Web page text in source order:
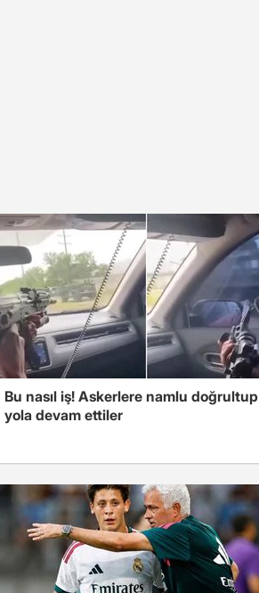
Bu nasıl iş! Askerlere namlu doğrultup
yola devam ettiler